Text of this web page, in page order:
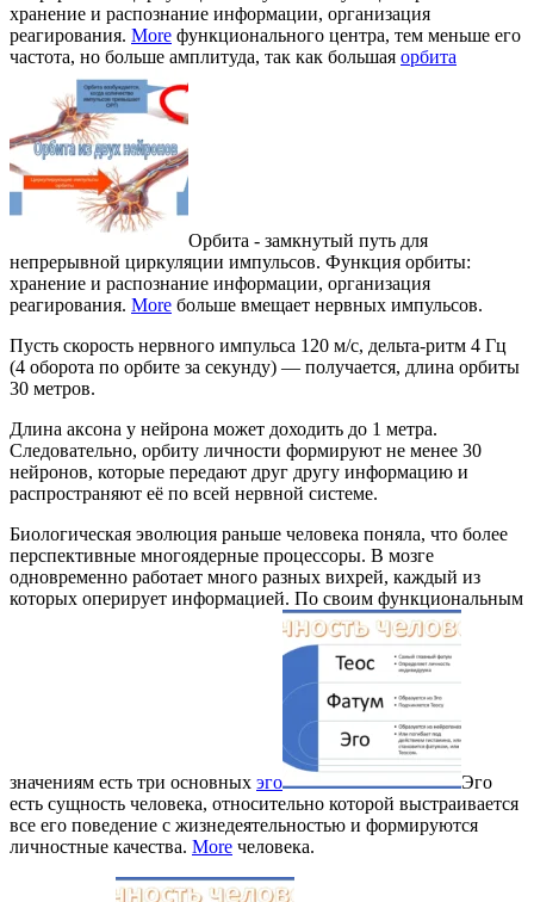
хранение и распознание информации, организация
реагирования. More функционального центра, тем меньше его
частота, но больше амплитуда, так как большая орбита
Орбита - замкнутый путь для
непрерывной циркуляции импульсов. Функция орбиты:
хранение и распознание информации, организация
реагирования. More больше вмещает нервных импульсов.
Пусть скорость нервного импульса 120 м/с, дельта-ритм 4 Гц
(4 оборота по орбите за секунду) — получается, длина орбиты
30 метров.
Длина аксона у нейрона может доходить до 1 метра.
Следовательно, орбиту личности формируют не менее 30
нейронов, которые передают друг другу информацию и
распространяют её по всей нервной системе.
Биологическая эволюция раньше человека поняла, что более
перспективные многоядерные процессоры. В мозге
одновременно работает много разных вихрей, каждый из
которых оперирует информацией. По своим функциональным
значениям есть три основных эго
Эго
есть сущность человека, относительно которой выстраивается
все его поведение с жизнедеятельностью и формируются
личностные качества. More человека.